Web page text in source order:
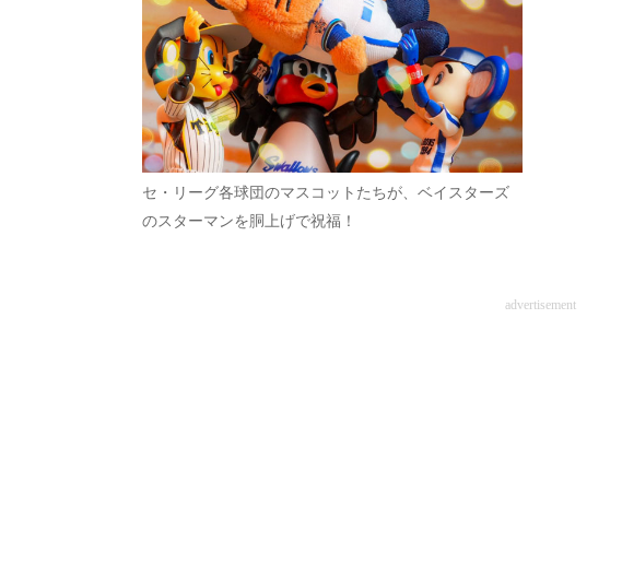
セ・リーグ各球団のマスコットたちが、ベイスターズ
のスターマンを胴上げで祝福！
advertisement